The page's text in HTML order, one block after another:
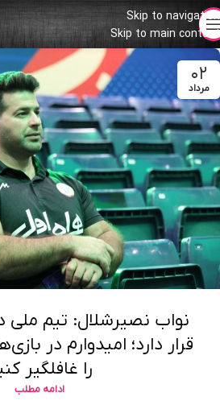
Skip to navigation
Skip to main content
۰۲
مرداد
نواب نصیرشلال: تیم
قرار دارد؛ امیدوارم در
را غافلگیر
ادامه مطلب